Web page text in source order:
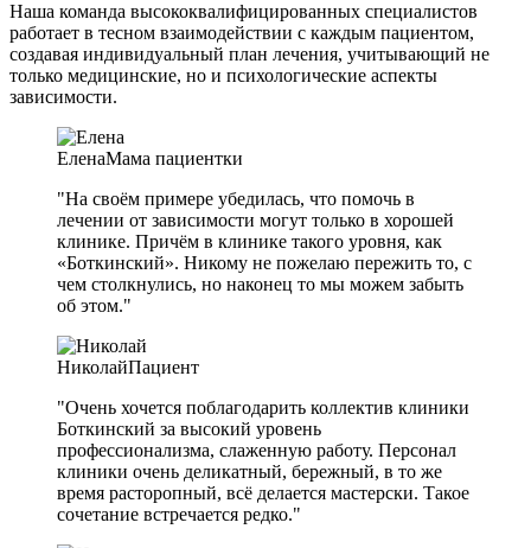
Наша команда высококвалифицированных специалистов
работает в тесном взаимодействии с каждым пациентом,
создавая индивидуальный план лечения, учитывающий не
только медицинские, но и психологические аспекты
зависимости.
ЕленаМама пациентки
"На своём примере убедилась, что помочь в
лечении от зависимости могут только в хорошей
клинике. Причём в клинике такого уровня, как
«Боткинский». Никому не пожелаю пережить то, с
чем столкнулись, но наконец то мы можем забыть
об этом."
НиколайПациент
"Очень хочется поблагодарить коллектив клиники
Боткинский за высокий уровень
профессионализма, слаженную работу. Персонал
клиники очень деликатный, бережный, в то же
время расторопный, всё делается мастерски. Такое
сочетание встречается редко."